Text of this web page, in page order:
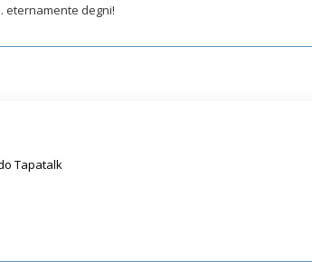
eternamente degni!
Tapatalk